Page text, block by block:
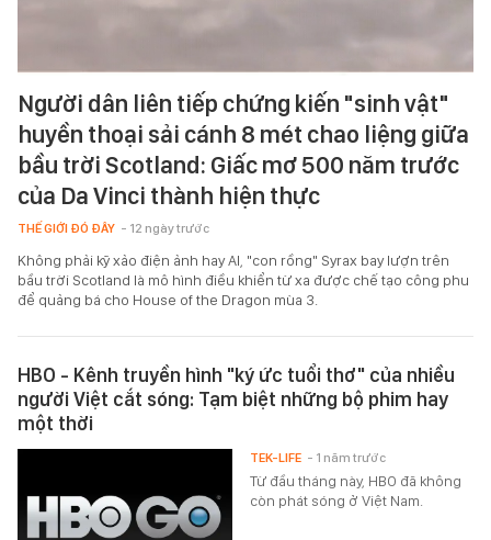
Người dân liên tiếp chứng kiến "sinh vật"
huyền thoại sải cánh 8 mét chao liệng giữa
bầu trời Scotland: Giấc mơ 500 năm trước
của Da Vinci thành hiện thực
THẾ GIỚI ĐÓ ĐÂY - 12 ngày trước
Không phải kỹ xảo điện ảnh hay AI, "con rồng" Syrax bay lượn trên
bầu trời Scotland là mô hình điều khiển từ xa được chế tạo công phu
để quảng bá cho House of the Dragon mùa 3.
HBO - Kênh truyền hình "ký ức tuổi thơ" của nhiều
người Việt cắt sóng: Tạm biệt những bộ phim hay
một thời
Từ đầu tháng này, HBO đã không
còn phát sóng ở Việt Nam.
TEK-LIFE - 1 năm trước